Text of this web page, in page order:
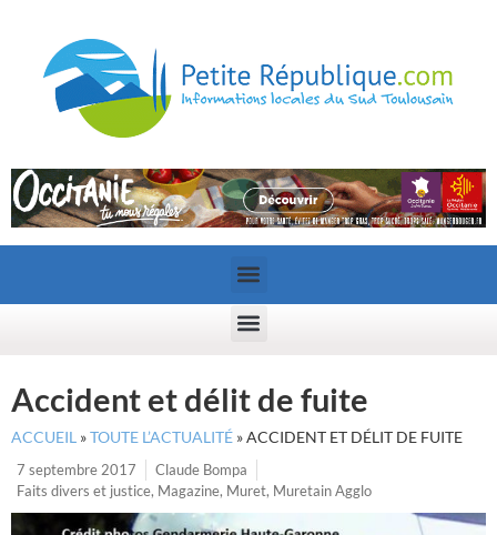
Accident et délit de fuite
ACCUEIL »TOUTE L’ACTUALITÉ »ACCIDENT ET DÉLIT DE FUITE
7 septembre 2017
Claude Bompa
Faits divers et justice, Magazine, Muret, Muretain Agglo